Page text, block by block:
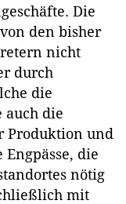
Die
den bisher
nicht
durch
die
auch die
Produktion und
die
nötig
mit